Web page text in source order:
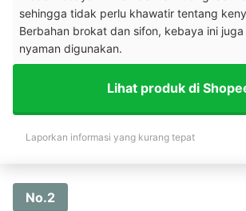
sehingga tidak perlu khawatir tentang
Berbahan brokat dan sifon, kebaya ini
nyaman digunakan.
Lihat produk di
Laporkan informasi yang kurang tepat
No.2